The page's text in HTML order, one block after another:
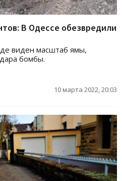
В Одессе обезвредили
виден масштаб ямы,
бомбы.
10 марта 2022, 20:03